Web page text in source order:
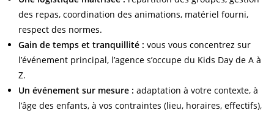
des repas, coordination des animations, matériel fourni,
respect des normes.
Gain de temps et tranquillité : vous vous concentrez sur
l’événement principal, l’agence s’occupe du Kids Day de A à
Z.
Un événement sur mesure : adaptation à votre contexte, à
l’âge des enfants, à vos contraintes (lieu, horaires, effectifs),